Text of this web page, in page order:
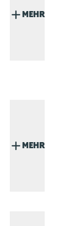
MEHR
MEHR